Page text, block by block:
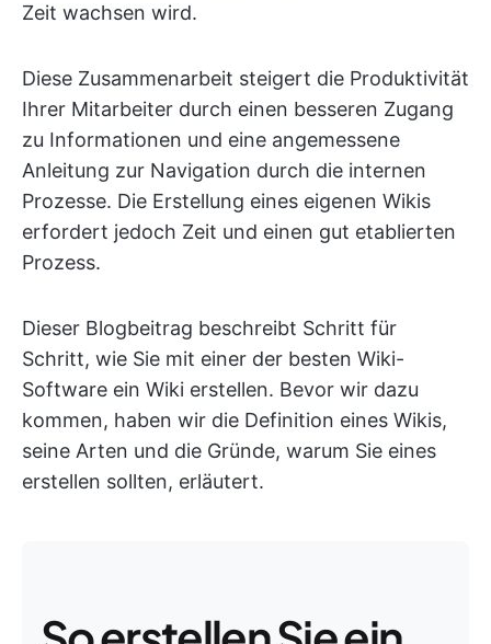
Zeit wachsen wird.
Diese Zusammenarbeit steigert die Produktivität
Ihrer Mitarbeiter durch einen besseren Zugang
zu Informationen und eine angemessene
Anleitung zur Navigation durch die internen
Prozesse. Die Erstellung eines eigenen Wikis
erfordert jedoch Zeit und einen gut etablierten
Prozess.
Dieser Blogbeitrag beschreibt Schritt für
Schritt, wie Sie mit einer der besten Wiki-
Software ein Wiki erstellen. Bevor wir dazu
kommen, haben wir die Definition eines Wikis,
seine Arten und die Gründe, warum Sie eines
erstellen sollten, erläutert.